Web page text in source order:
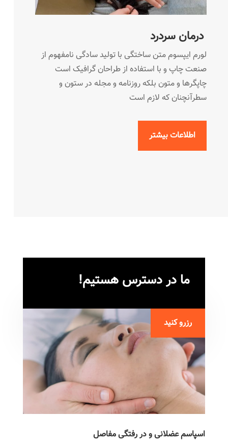
درمان سردرد
لورم ایپسوم متن ساختگی با تولید سادگی نامفهوم از
صنعت چاپ و با استفاده از طراحان گرافیک است
چاپگرها و متون بلکه روزنامه و مجله در ستون و
سطرآنچنان که لازم است
اطلاعات بیشتر
ما در دسترس هستیم!
رزرو کنید
اسپاسم عضلانی و در رفتگی مفاصل